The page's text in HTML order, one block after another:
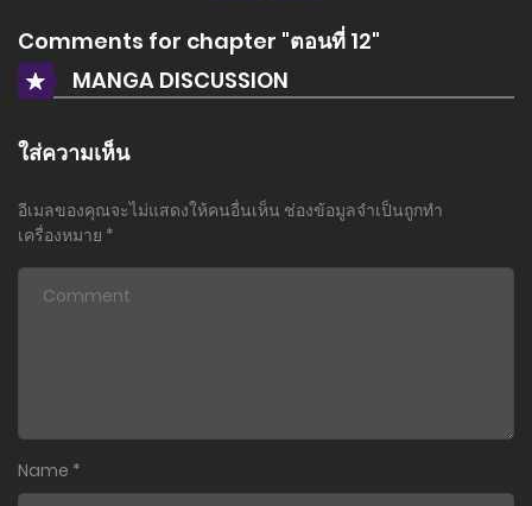
Comments for chapter "ตอนที่ 12"
MANGA DISCUSSION
ใส่ความเห็น
อีเมลของคุณจะไม่แสดงให้คนอื่นเห็น ช่องข้อมูลจำเป็นถูกทำ
เครื่องหมาย *
Name *